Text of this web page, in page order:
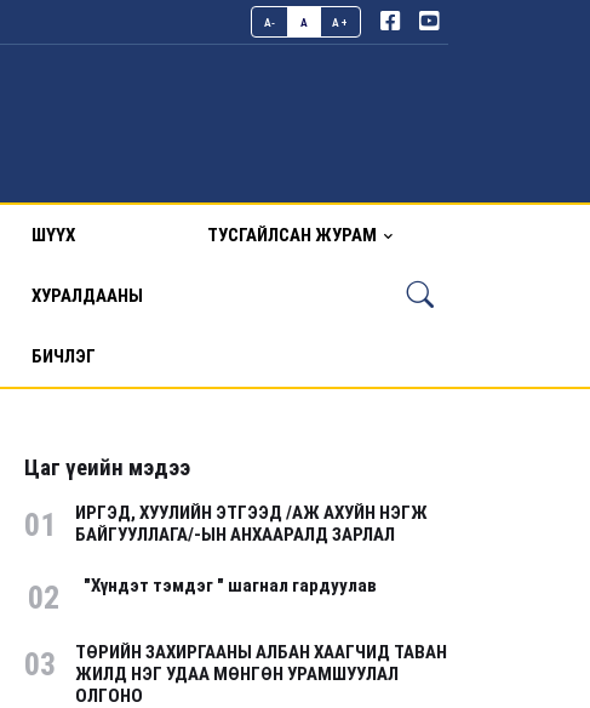
A- A A+
ШҮҮХ
ХУРАЛДААНЫ
БИЧЛЭГ
ТУСГАЙЛСАН ЖУРАМ
Цаг үеийн мэдээ
01
ИРГЭД, ХУУЛИЙН ЭТГЭЭД /АЖ АХУЙН НЭГЖ
БАЙГУУЛЛАГА/-ЫН АНХААРАЛД ЗАРЛАЛ
02 "Хүндэт тэмдэг " шагнал гардуулав
03
ТӨРИЙН ЗАХИРГААНЫ АЛБАН ХААГЧИД ТАВАН
ЖИЛД НЭГ УДАА МӨНГӨН УРАМШУУЛАЛ
ОЛГОНО